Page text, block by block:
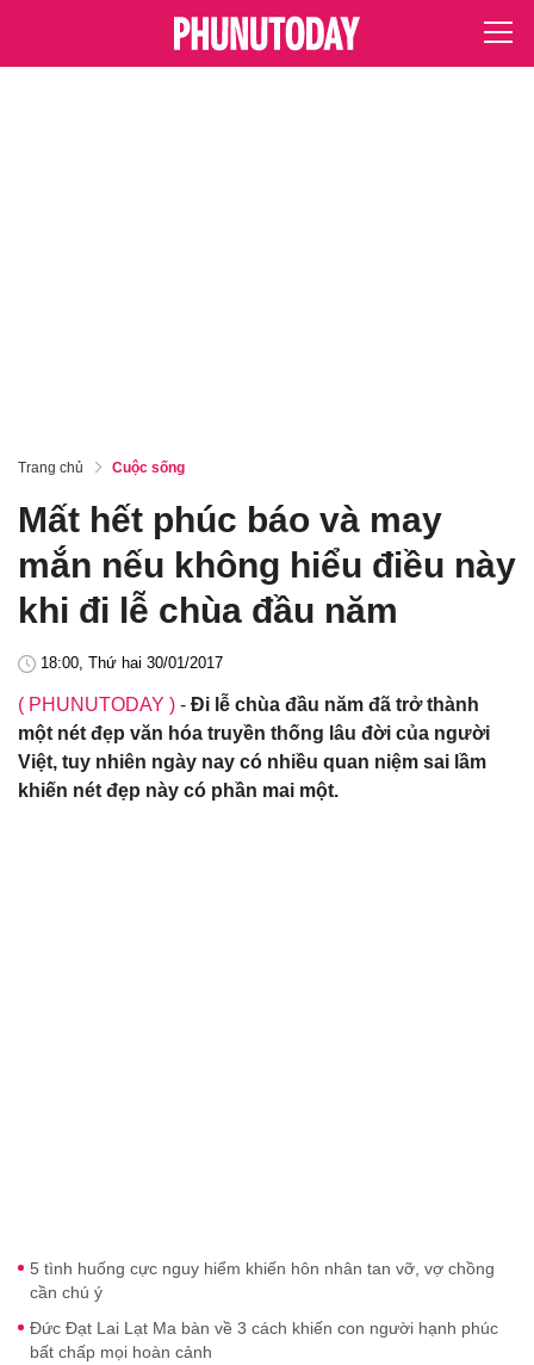
Trang chủ Cuộc sống
Mất hết phúc báo và may
mắn nếu không hiểu điều này
khi đi lễ chùa đầu năm
18:00, Thứ hai 30/01/2017
( PHUNUTODAY ) - Đi lễ chùa đầu năm đã trở thành
một nét đẹp văn hóa truyền thống lâu đời của người
Việt, tuy nhiên ngày nay có nhiều quan niệm sai lầm
khiến nét đẹp này có phần mai một.
5 tình huống cực nguy hiểm khiến hôn nhân tan vỡ, vợ chồng
cần chú ý
Đức Đạt Lai Lạt Ma bàn về 3 cách khiến con người hạnh phúc
bất chấp mọi hoàn cảnh